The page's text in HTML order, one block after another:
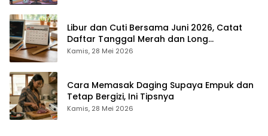
Libur dan Cuti Bersama Juni 2026, Catat
Daftar Tanggal Merah dan Long
Weekendnya
Kamis, 28 Mei 2026
Cara Memasak Daging Supaya Empuk dan
Tetap Bergizi, Ini Tipsnya
Kamis, 28 Mei 2026